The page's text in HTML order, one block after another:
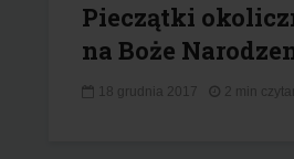
Pieczątki
na Boże
18 grudnia 2017 2 min